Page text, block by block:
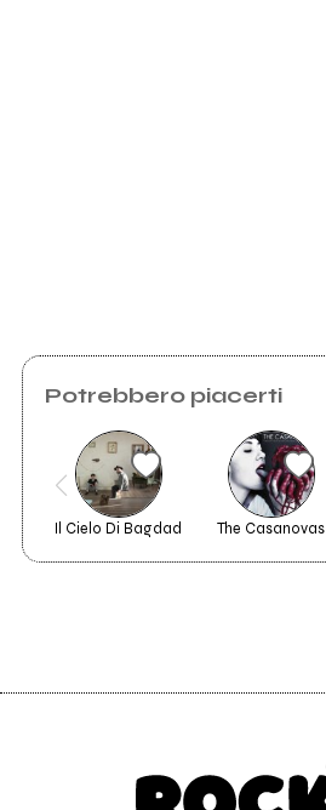
Potrebbero piacerti
Il Cielo Di Bagdad The Casanovas